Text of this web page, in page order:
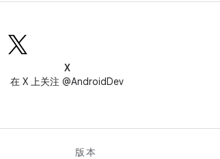
X
在 X 上关注 @AndroidDev
版本